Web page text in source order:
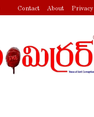
Contact About Privacy